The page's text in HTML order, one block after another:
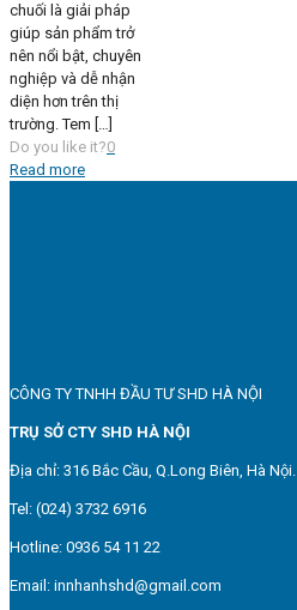
chuối là giải pháp
giúp sản phẩm trở
nên nổi bật, chuyên
nghiệp và dễ nhận
diện hơn trên thị
trường. Tem […]
Do you like it?0
Read more
CÔNG TY TNHH ĐẦU TƯ SHD HÀ NỘI
TRỤ SỞ CTY SHD HÀ NỘI
Địa chỉ: 316 Bắc Cầu, Q.Long Biên, Hà Nội.
Tel: (024) 3732 6916
Hotline: 0936 54 11 22
Email: innhanhshd@gmail.com